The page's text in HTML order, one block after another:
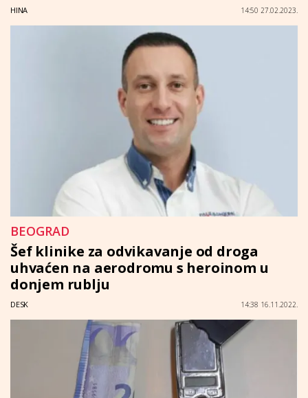
HINA 14:50 27.02.2023.
BEOGRAD
Šef klinike za odvikavanje od droga
uhvaćen na aerodromu s heroinom u
donjem rublju
DESK 14:38 16.11.2022.